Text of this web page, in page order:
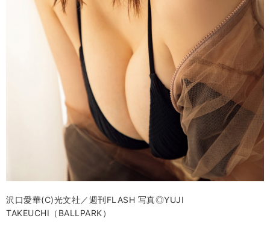
沢口愛華(C)光文社／週刊FLASH 写真◎YUJI
TAKEUCHI（BALLPARK）